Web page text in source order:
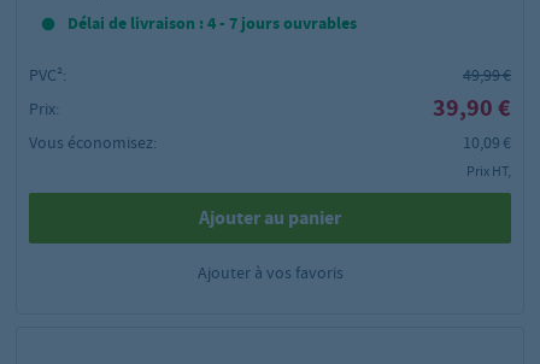
Délai de livraison : 4 - 7 jours ouvrables
PVC²:
49,99 €
Prix:
39,90 €
Vous économisez: 10,09 €
Prix HT,
Ajouter au panier
Ajouter à vos favoris